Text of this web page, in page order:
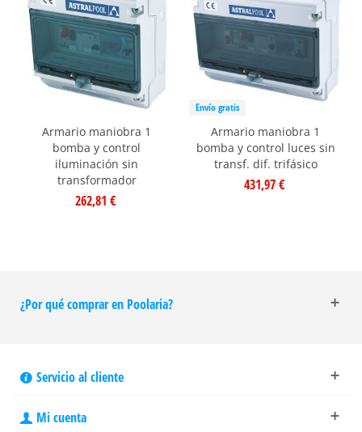
Armario maniobra 1
bomba y control
iluminación sin
transformador
262,81 €
Envío gratis
Armario maniobra 1
bomba y control luces sin
transf. dif. trifásico
431,97 €
¿Por qué comprar en Poolaria?
Servicio al cliente
Mi cuenta